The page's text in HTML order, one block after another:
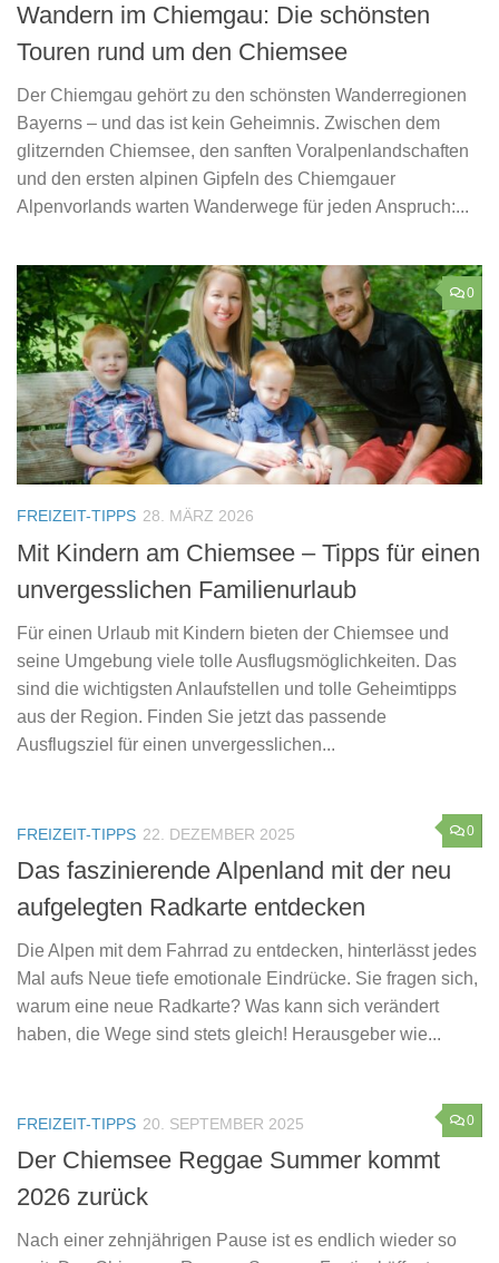
Wandern im Chiemgau: Die schönsten
Touren rund um den Chiemsee
Der Chiemgau gehört zu den schönsten Wanderregionen
Bayerns – und das ist kein Geheimnis. Zwischen dem
glitzernden Chiemsee, den sanften Voralpenlandschaften
und den ersten alpinen Gipfeln des Chiemgauer
Alpenvorlands warten Wanderwege für jeden Anspruch:...
0
FREIZEIT-TIPPS 28. MÄRZ 2026
Mit Kindern am Chiemsee – Tipps für einen
unvergesslichen Familienurlaub
Für einen Urlaub mit Kindern bieten der Chiemsee und
seine Umgebung viele tolle Ausflugsmöglichkeiten. Das
sind die wichtigsten Anlaufstellen und tolle Geheimtipps
aus der Region. Finden Sie jetzt das passende
Ausflugsziel für einen unvergesslichen...
0
FREIZEIT-TIPPS 22. DEZEMBER 2025
Das faszinierende Alpenland mit der neu
aufgelegten Radkarte entdecken
Die Alpen mit dem Fahrrad zu entdecken, hinterlässt jedes
Mal aufs Neue tiefe emotionale Eindrücke. Sie fragen sich,
warum eine neue Radkarte? Was kann sich verändert
haben, die Wege sind stets gleich! Herausgeber wie...
0
FREIZEIT-TIPPS 20. SEPTEMBER 2025
Der Chiemsee Reggae Summer kommt
2026 zurück
Nach einer zehnjährigen Pause ist es endlich wieder so